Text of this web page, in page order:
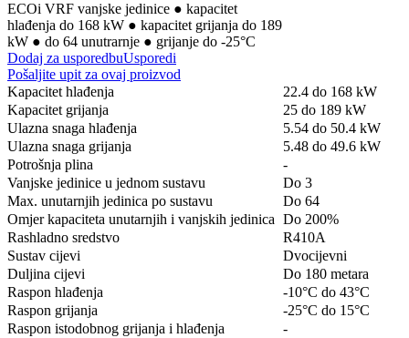
ECOi VRF vanjske jedinice ● kapacitet
hlađenja do 168 kW ● kapacitet grijanja do 189
kW ● do 64 unutrarnje ● grijanje do -25°C
Dodaj za usporedbuUsporedi
Pošaljite upit za ovaj proizvod
Kapacitet hlađenja
22.4 do 168 kW
Kapacitet grijanja
25 do 189 kW
Ulazna snaga hlađenja
5.54 do 50.4 kW
Ulazna snaga grijanja
5.48 do 49.6 kW
Potrošnja plina
-
Vanjske jedinice u jednom sustavu
Do 3
Max. unutarnjih jedinica po sustavu
Do 64
Omjer kapaciteta unutarnjih i vanjskih jedinica Do 200%
Rashladno sredstvo
R410A
Sustav cijevi
Dvocijevni
Duljina cijevi
Do 180 metara
Raspon hlađenja
-10°C do 43°C
Raspon grijanja
-25°C do 15°C
Raspon istodobnog grijanja i hlađenja
-